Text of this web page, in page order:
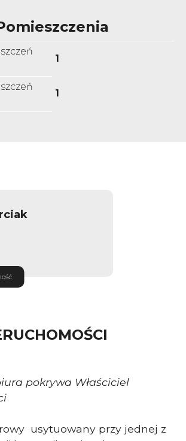
1
1
pokrywa Właściciel
usytuowany przy jednej z